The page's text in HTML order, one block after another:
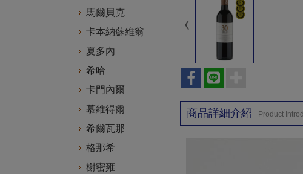
馬爾貝克
卡本納蘇維翁
夏多內
希哈
卡門內爾
慕維得爾
希爾瓦那
格那希
榭密雍
商品詳細介紹 Product